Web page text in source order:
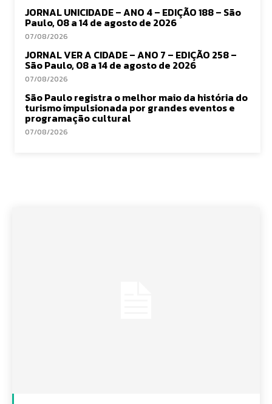
JORNAL UNICIDADE – ANO 4 – EDIÇÃO 188 – São
Paulo, 08 a 14 de agosto de 2026
07/08/2026
JORNAL VER A CIDADE – ANO 7 – EDIÇÃO 258 –
São Paulo, 08 a 14 de agosto de 2026
07/08/2026
São Paulo registra o melhor maio da história do
turismo impulsionada por grandes eventos e
programação cultural
07/08/2026